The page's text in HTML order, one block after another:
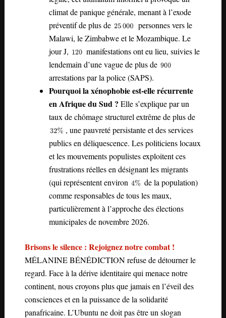
climat de panique générale, menant à l’exode
préventif de plus de
personnes vers le
Malawi, le Zimbabwe et le Mozambique. Le
jour J,
manifestations ont eu lieu, suivies le
lendemain d’une vague de plus de
arrestations par la police (SAPS).
Pourquoi la xénophobie est-elle récurrente
en Afrique du Sud ? Elle s’explique par un
taux de chômage structurel extrême de plus de
, une pauvreté persistante et des services
publics en déliquescence. Les politiciens locaux
et les mouvements populistes exploitent ces
frustrations réelles en désignant les migrants
(qui représentent environ
de la population)
comme responsables de tous les maux,
particulièrement à l’approche des élections
municipales de novembre 2026.
Brisons le silence : Rejoignez notre combat !
MÉLANINE BÉNÉDICTION refuse de détourner le
regard. Face à la dérive identitaire qui menace notre
continent, nous croyons plus que jamais en l’éveil des
consciences et en la puissance de la solidarité
panafricaine. L’Ubuntu ne doit pas être un slogan